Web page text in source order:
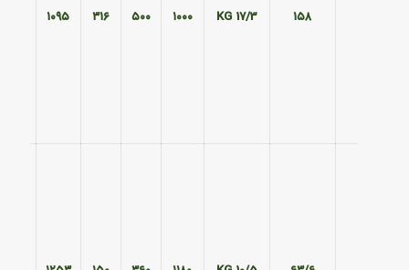
۱۵۸ 17/3 KG ۱۰۰۰ ۵۰۰ ۳۱۶ ۱۰۹۵